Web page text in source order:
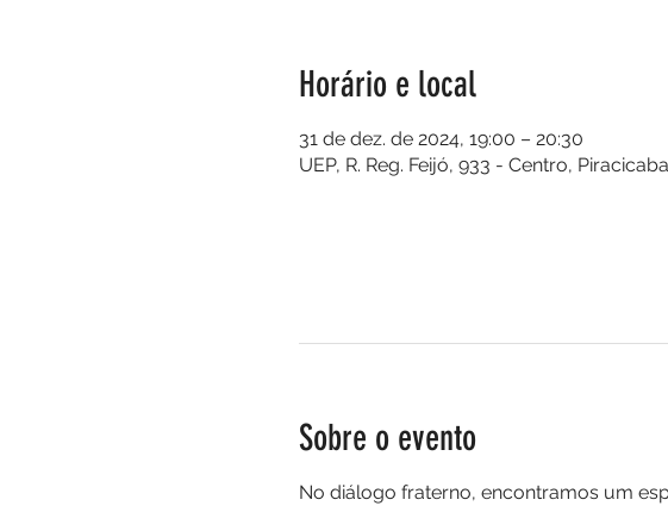
Horário e local
31 de dez. de 2024, 19:00 – 20:30
UEP, R. Reg. Feijó, 933 - Centro,
Sobre o evento
No diálogo fraterno, encontramos um